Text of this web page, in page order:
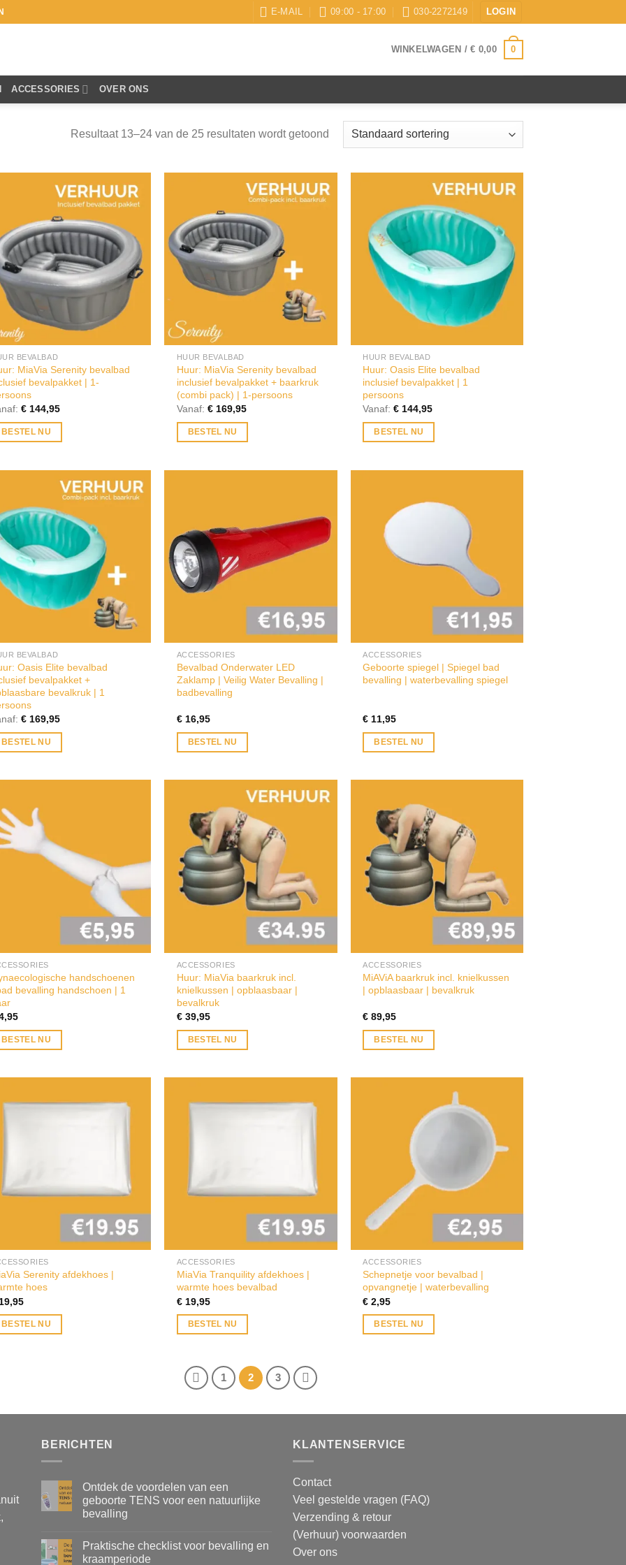
E-MAIL 09:00 - 17:00 030-2272149 LOGIN
WINKELWAGEN /€ 0,00 0
ACCESSORIES OVER ONS
Resultaat 13–24 van de 25 resultaten wordt getoond
BEVALBAD
MiaVia Serenity bevalbad
bevalpakket | 1-
€ 144,95
BESTEL NU
HUUR BEVALBAD
Huur: MiaVia Serenity bevalbad
inclusief bevalpakket + baarkruk
(combi pack) | 1-persoons
Vanaf: €169,95
BESTEL NU
HUUR BEVALBAD
Huur: Oasis Elite bevalbad
inclusief bevalpakket | 1
persoons
Vanaf:€ 144,95
BESTEL NU
BEVALBAD
Oasis Elite bevalbad
bevalpakket +
bevalkruk | 1
€ 169,95
BESTEL NU
ACCESSORIES
Bevalbad Onderwater LED
Zaklamp | Veilig Water Bevalling |
badbevalling
€16,95
BESTEL NU
ACCESSORIES
Geboorte spiegel | Spiegel bad
bevalling | waterbevalling spiegel
€ 11,95
BESTEL NU
handschoenen
bevalling handschoen | 1
BESTEL NU
ACCESSORIES
Huur: MiaVia baarkruk incl.
knielkussen | opblaasbaar |
bevalkruk
€39,95
BESTEL NU
ACCESSORIES
MiAViA baarkruk incl. knielkussen
| opblaasbaar | bevalkruk
€ 89,95
BESTEL NU
Serenity afdekhoes |
hoes
19,95
BESTEL NU
ACCESSORIES
MiaVia Tranquility afdekhoes |
warmte hoes bevalbad
€19,95
BESTEL NU
ACCESSORIES
Schepnetje voor bevalbad |
opvangnetje | waterbevalling
€ 2,95
BESTEL NU
1 2 3
BERICHTEN
Ontdek de voordelen van een
geboorte TENS voor een natuurlijke
bevalling
Praktische checklist voor bevalling en
kraamperiode
KLANTENSERVICE
Contact
Veel gestelde vragen (FAQ)
Verzending & retour
(Verhuur) voorwaarden
Over ons